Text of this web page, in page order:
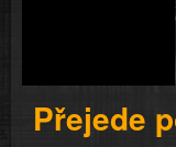
Přejede